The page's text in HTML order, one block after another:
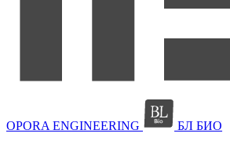
OPORA ENGINEERING БЛ БИО